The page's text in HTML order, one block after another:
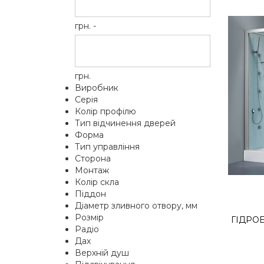
грн. -
грн.
Виробник
Серія
Колір профілю
Тип відчинення дверей
Форма
Тип управління
Сторона
Монтаж
Колір скла
Піддон
Діаметр зливного отвору, мм
Розмір
Радіо
Дах
Верхній душ